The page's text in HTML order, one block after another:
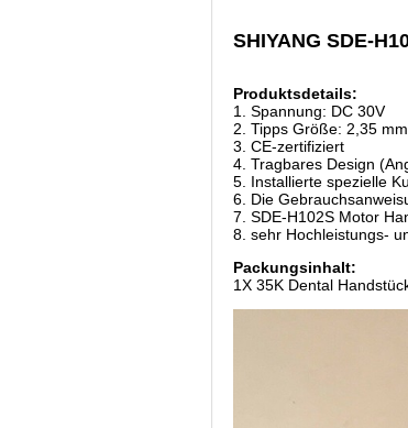
SHIYANG SDE-
Produktsdetails:
1. Spannung: DC 30V
2. Tipps Größe: 2,35 mm
3. CE-zertifiziert
4. Tragbares Design
5. Installierte spezielle
6. Die
7. SDE-H102S Motor
8. sehr Hochleistungs-
Packungsinhalt:
1X 35K Dental